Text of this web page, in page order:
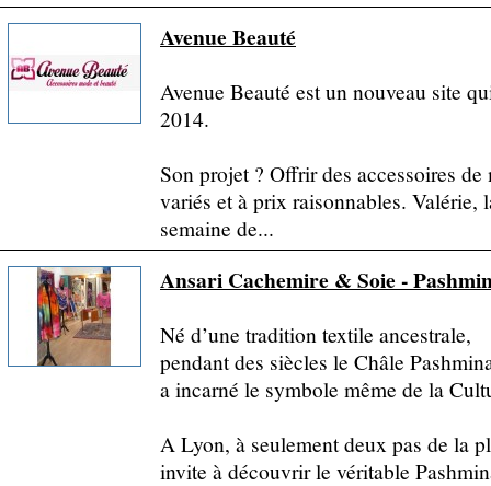
Avenue Beauté
Avenue Beauté est un nouveau site
2014.
Son projet ? Offrir des accessoires
variés et à prix raisonnables. Valérie,
semaine de...
Ansari Cachemire & Soie -
Né d’une tradition textile ancestrale,
pendant des siècles le Châle
a incarné le symbole même de la
A Lyon, à seulement deux pas de la
invite à découvrir le véritable